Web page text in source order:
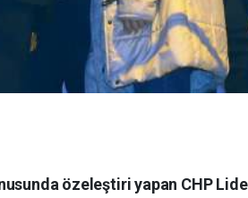
özeleştiri yapan CHP